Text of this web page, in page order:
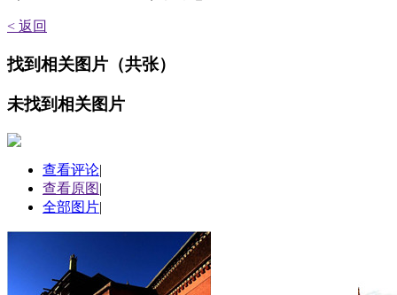
< 返回
找到相关图片 （共张）
未找到相关图片
查看评论|
查看原图 |
全部图片|